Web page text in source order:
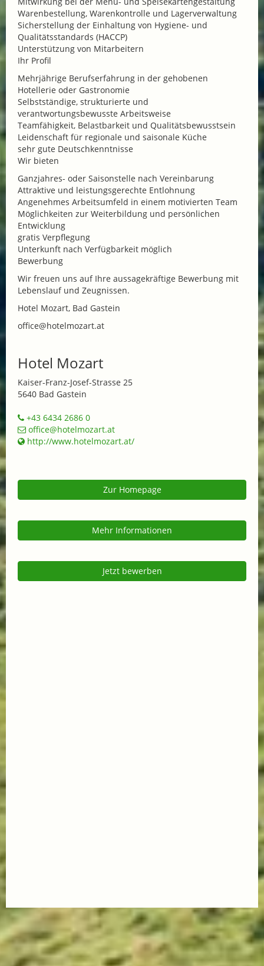
Warenbestellung, Warenkontrolle und Lagerverwaltung
Sicherstellung der Einhaltung von Hygiene- und
Qualitätsstandards (HACCP)
Unterstützung von Mitarbeitern
Ihr Profil
Mehrjährige Berufserfahrung in der gehobenen
Hotellerie oder Gastronomie
Selbstständige, strukturierte und
verantwortungsbewusste Arbeitsweise
Teamfähigkeit, Belastbarkeit und Qualitätsbewusstsein
Leidenschaft für regionale und saisonale Küche
sehr gute Deutschkenntnisse
Wir bieten
Ganzjahres- oder Saisonstelle nach Vereinbarung
Attraktive und leistungsgerechte Entlohnung
Angenehmes Arbeitsumfeld in einem motivierten Team
Möglichkeiten zur Weiterbildung und persönlichen
Entwicklung
gratis Verpflegung
Unterkunft nach Verfügbarkeit möglich
Bewerbung
Wir freuen uns auf Ihre aussagekräftige Bewerbung mit
Lebenslauf und Zeugnissen.
Hotel Mozart, Bad Gastein
office@hotelmozart.at
Hotel Mozart
Kaiser-Franz-Josef-Strasse 25
5640 Bad Gastein
+43 6434 2686 0
office@hotelmozart.at
http://www.hotelmozart.at/
Zur Homepage
Mehr Informationen
Jetzt bewerben